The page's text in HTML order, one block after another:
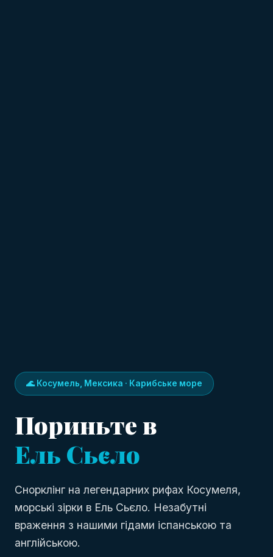
🌊 Косумель, Мексика · Карибське море
Пориньте в
Ель Сьєло
Снорклінг на легендарних рифах Косумеля,
морські зірки в Ель Сьєло. Незабутні
враження з нашими гідами іспанською та
англійською.